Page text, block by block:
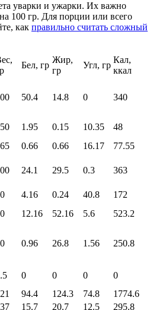
уварки и ужарки. Их важно
100 гр. Для порции или всего
как правильно считать сложный
Бел, гр
Жир,
гр
Угл, гр
Кал,
ккал
50.4 14.8 0 340
1.95 0.15 10.35 48
0.66 0.66 16.17 77.55
24.1 29.5 0.3 363
4.16 0.24 40.8 172
12.16 52.16 5.6 523.2
0.96 26.8 1.56 250.8
0 0 0
0
94.4 124.3 74.8
1774.6
15.7 20.7 12.5 295.8